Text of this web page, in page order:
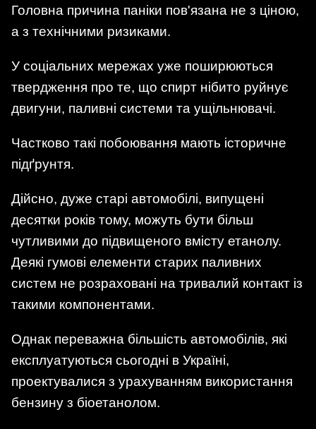
Головна причина паніки пов'язана не з ціною,
а з технічними ризиками.
У соціальних мережах уже поширюються
твердження про те, що спирт нібито руйнує
двигуни, паливні системи та ущільнювачі.
Частково такі побоювання мають історичне
підґрунтя.
Дійсно, дуже старі автомобілі, випущені
десятки років тому, можуть бути більш
чутливими до підвищеного вмісту етанолу.
Деякі гумові елементи старих паливних
систем не розраховані на тривалий контакт із
такими компонентами.
Однак переважна більшість автомобілів, які
експлуатуються сьогодні в Україні,
проектувалися з урахуванням використання
бензину з біоетанолом.